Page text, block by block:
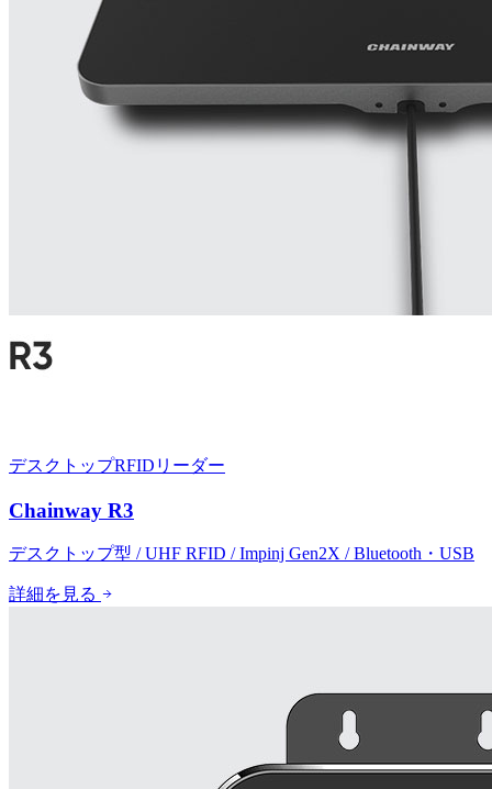
デスクトップRFIDリーダー
Chainway R3
デスクトップ型 / UHF RFID / Impinj Gen2X / Bluetooth・USB
詳細を見る